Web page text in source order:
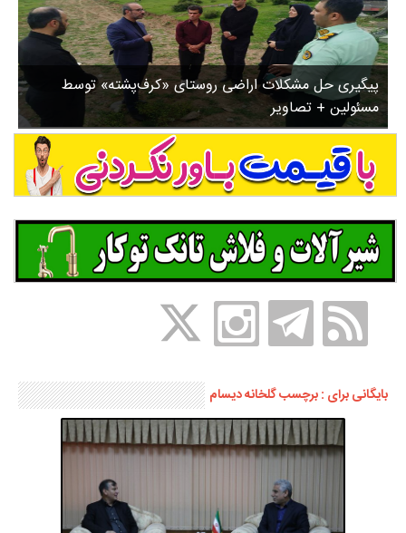
پیگیری حل مشکلات اراضی روستای «کرف‌پشته» توسط
مسئولین + تصاویر
س
ت
ش
د
.
بایگانی برای : برچسب گلخانه دیسام